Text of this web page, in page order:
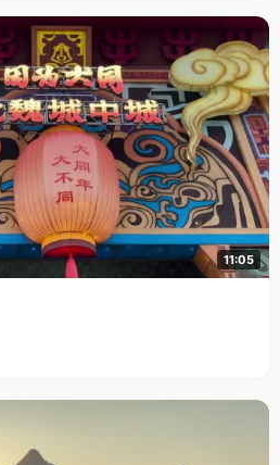
11:05